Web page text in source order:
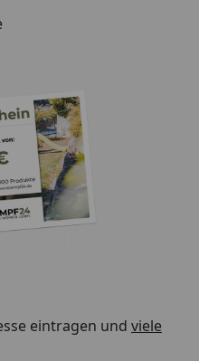
eintragen und viele